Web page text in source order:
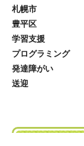
札幌市
豊平区
学習支援
プログラミング
発達障がい
送迎